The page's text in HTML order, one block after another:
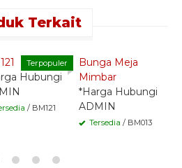
Terkait
Order -
Terpopuler
Hubungi
/ BM121
Bunga Meja
Mimbar
*Harga Hubungi
ADMIN
Tersedia / BM013